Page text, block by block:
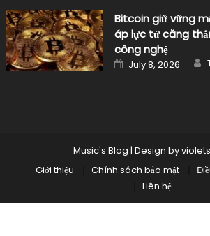
Bitcoin giữ vững
áp lực từ căng
công nghệ
Posted
on
July 8, 2026
Music's Blog | Design by
Giới thiệu
Chính sách bảo mật
Liên hệ